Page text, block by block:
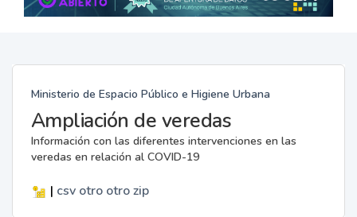
Ministerio de Espacio Público e Higiene Urbana
Ampliación de veredas
Información con las diferentes intervenciones en las
veredas en relación al COVID-19
| csv otro otro zip